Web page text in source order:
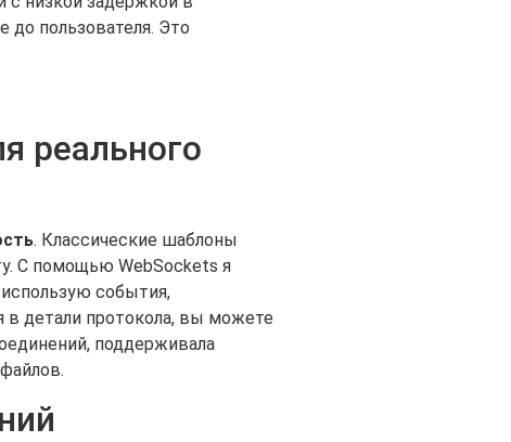
до пользователя. Это
реального
. Классические шаблоны
С помощью WebSockets я
события,
в детали протокола, вы можете
поддерживала